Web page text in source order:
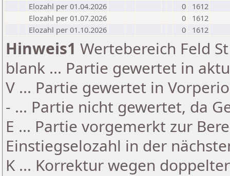
Elozahl per 01.04.2026
0
1612
Elozahl per 01.07.2026
0
1612
Elozahl per 01.10.2026
0 1612
Hinweis1 Wertebereich Feld
blank ... Partie gewertet in
V ... Partie gewertet in
- ... Partie nicht gewertet, da
E ... Partie vorgemerkt zur
Einstiegselozahl in der
K ... Korrektur wegen